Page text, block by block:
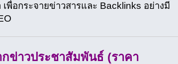
เพื่อกระจายข่าวสารและ Backlinks อย่างมี
ข่าวประชาสัมพันธ์ (ราคา